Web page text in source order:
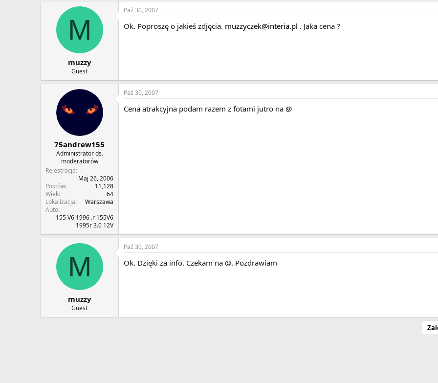
M
muzzy
Guest
Paź 30, 2007
Ok. Poproszę o jakieś zdjęcia. muzzyczek@interia.pl . Jaka cena ?
75andrew155
Administrator ds.
moderatorów
Rejestracja
Maj 26, 2006
Postów
11,128
Wiek
64
Lokalizacja
Warszawa
Auto
155 V6 1996 .r 155V6
1995r 3.0 12V
Paź 30, 2007
Cena atrakcyjna podam razem z fotami jutro na @
M
muzzy
Guest
Paź 30, 2007
Ok. Dzięki za info. Czekam na @. Pozdrawiam